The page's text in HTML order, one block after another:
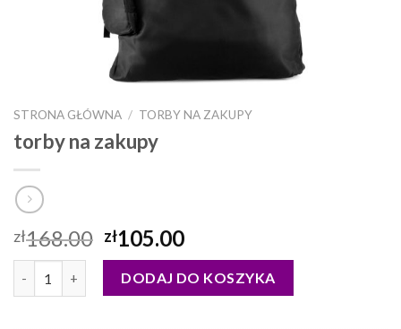
STRONA GŁÓWNA / TORBY NA ZAKUPY
torby na zakupy
zł168.00 zł105.00
ilość torby na zakupyDODAJ DO KOSZYKA